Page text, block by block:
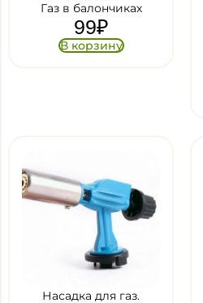
Газ в балончиках
99₽
В корзину
Насадка для газ.